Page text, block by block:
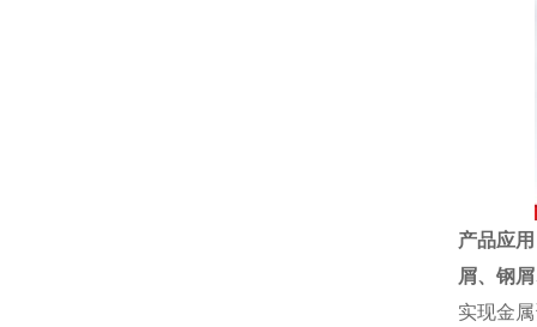
产品应
屑、 钢屑
实现金